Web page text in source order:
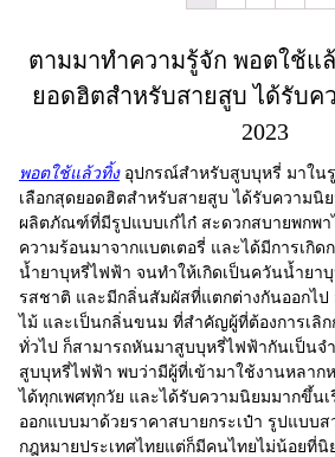
ตามมาทำความรู้จัก พอตใช้แ
ยอดฮิตสำหรับสายสูบ ได้รับค
2023
พอตใช้แล้วทิ้งอุปกรณ์สำหรับสูบบุหรี่ มาใน
เลือกสุดยอดฮิตสำหรับสายสูบ ได้รับความนิ
ผลิตภัณฑ์ที่มีรูปแบบเก๋ไก๋ สะดวกสบายพกพา
ความร้อนมาจากแบตเตอรี่ และได้มีการเกิด
น้ำยาบุหรี่ไฟฟ้า จนทำให้เกิดเป็นควันน้ำยา
รสชาติ และมีกลิ่นสัมผัสที่แตกต่างกันออกไ
ไม้ และเป็นกลิ่นขนม ที่สำคัญผู้ที่ต้องการเลิ
ทั่วไป ก็สามารถหันมาสูบบุหรี่ไฟฟ้ากันเป็นจ
สูบบุหรี่ไฟฟ้า พบว่ามีผู้ที่เข้ามาใช้งานหลาก
ได้ทุกเพศทุกวัย และได้รับความนิยมมากขึ้นเ
ออกแบบมาด้วยราคาสบายกระเป๋า รูปแบบ
กฎหมายประเทศไทยแต่ก็มีคนไทยไม่น้อยที่นิ